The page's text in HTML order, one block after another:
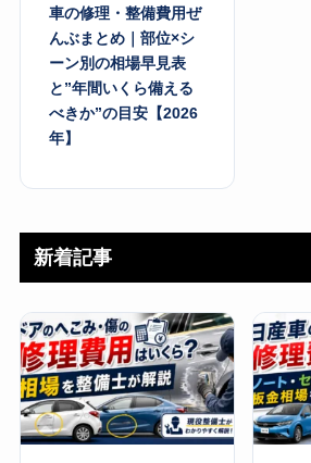
車の修理・整備費用ぜ
んぶまとめ｜部位×シ
ーン別の相場早見表
と”年間いくら備える
べきか”の目安【2026
年】
新着記事